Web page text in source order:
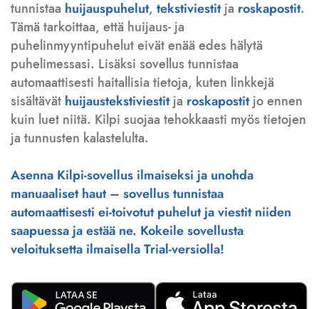
tunnistaa huijauspuhelut, tekstiviestitja roskapostit.
Tämä tarkoittaa, että huijaus- ja
puhelinmyyntipuhelut eivät enää edes hälytä
puhelimessasi. Lisäksi sovellus tunnistaa
automaattisesti haitallisia tietoja, kuten linkkejä
sisältävät huijaustekstiviestitja roskapostitjo ennen
kuin luet niitä. Kilpi suojaa tehokkaasti myös tietojen
ja tunnusten kalastelulta.
Asenna Kilpi-sovellus ilmaiseksi ja unohda
manuaaliset haut – sovellus tunnistaa
automaattisesti ei-toivotut puhelut ja viestit niiden
saapuessa ja estää ne. Kokeile sovellusta
veloituksetta ilmaisella Trial-versiolla!